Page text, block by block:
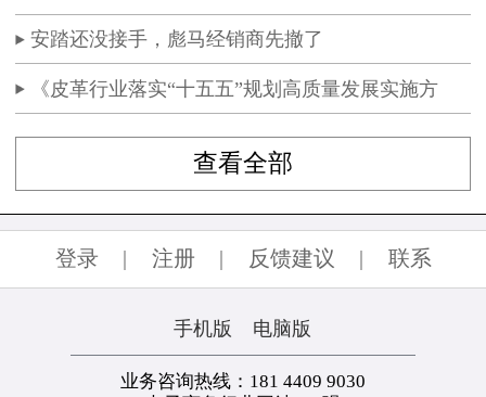
5体测跑鞋赛场首秀
安踏还没接手，彪马经销商先撤了
《皮革行业落实“十五五”规划高质量发展实施方
案》终审稿专家论证会召开
查看全部
登录 | 注册 | 反馈建议 | 联系
手机版 电脑版
业务咨询热线：181 4409 9030